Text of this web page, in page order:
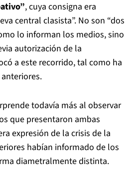
, cuya consigna era
central clasista”. No son “dos
lo informan los medios, sino
autorización de la
a este recorrido, tal como ha
todavía más al observar
que presentaron ambas
expresión de la crisis de la
habían informado de los
diametralmente distinta.